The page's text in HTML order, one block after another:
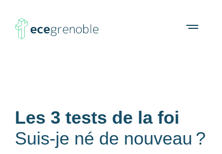
ECE
À propos Agenda RessourcesOpen
Les 3 tests de la foi
Suis-je né de nouveau ?